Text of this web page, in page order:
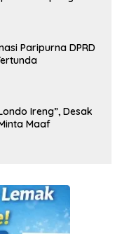
Paripurna DPRD
Ireng”, Desak
Maaf